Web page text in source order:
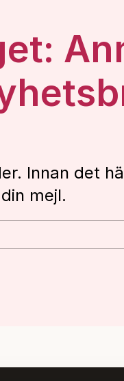
Innan det
mejl.